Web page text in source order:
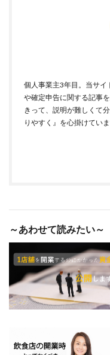
個人事業主3年目。当サイ
や確定申告に関する記事
きって、説明が難しくて
りやすく』を心掛けていま
～あわせて読みたい～